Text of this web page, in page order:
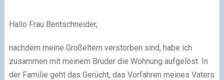
Hallo Frau Bentschneider,
nachdem meine Großeltern verstorben sind, habe ich
zusammen mit meinem Bruder die Wohnung aufgelöst. In
der Familie geht das Gerücht, das Vorfahren meines Vaters